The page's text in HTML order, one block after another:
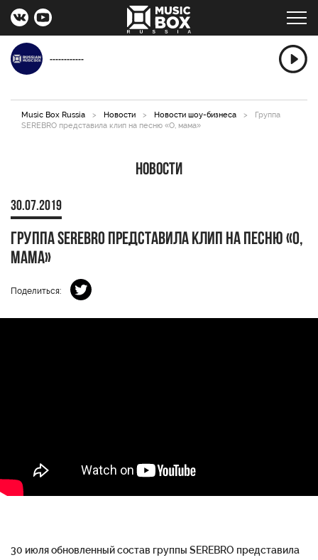
------------
Music Box Russia > Новости > Новости шоу-бизнеса >
Группа
SEREBRO представила клип на песню «О, мама»
Новости
30.07.2019
Группа SEREBRO представила клип на песню «О,
мама»
Поделиться:
30 июля обновленный состав группы SEREBRO представила